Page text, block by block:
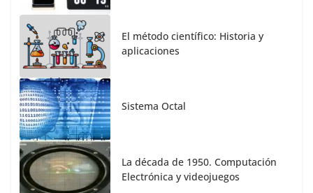
El método científico: Historia y
aplicaciones
Sistema Octal
La década de 1950. Computación
Electrónica y videojuegos